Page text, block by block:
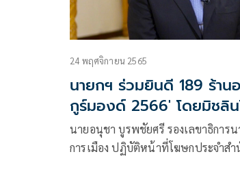
24 พฤศจิกายน 2565
นายกฯ ร่วมยินดี 189 ร้าน
กูร์มองด์ 2566' โดยมิชลิ
นักท่องเที่ยว เพิ่มมูลค่าเศ
นายอนุชา บูรพชัยศรี รองเลขาธิการ
การเมือง ปฏิบัติหน้าที่โฆษกประจำส